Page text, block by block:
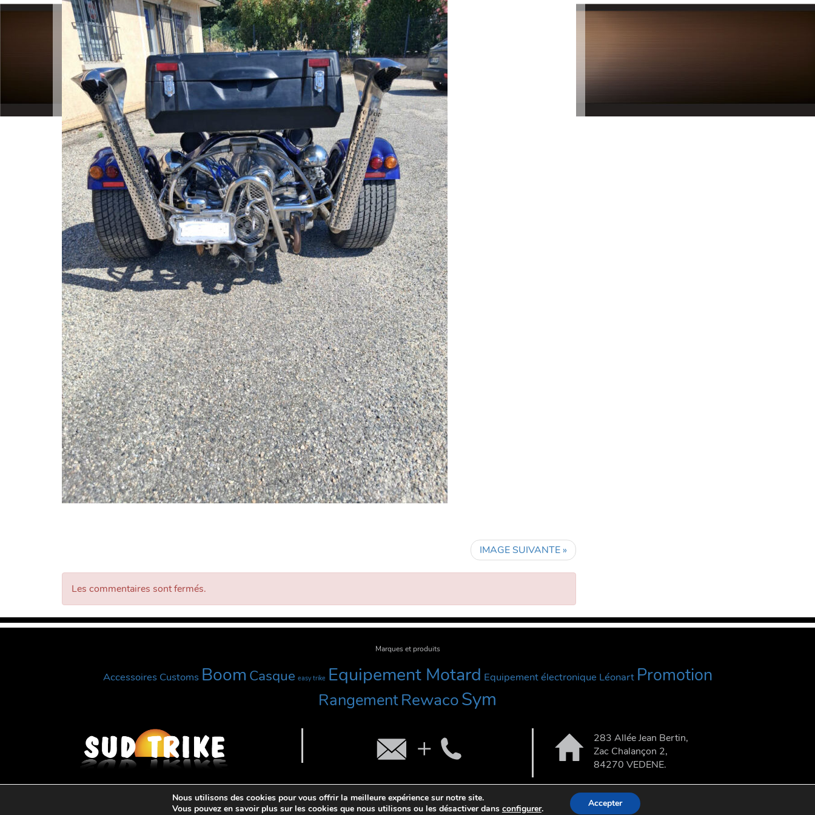
IMAGE SUIVANTE »
Les commentaires sont fermés.
Marques et produits
Accessoires Customs Boom Casque easy trike Equipement Motard Equipement électronique Léonart Promotion
RangementRewacoSym
283 Allée Jean Bertin,
Zac Chalançon 2,
84270 VEDENE.
| webdesign : Adgence
© 2026 Sud Trike - Tout droits réservés.Mentions Légales,Plan du site Confidentialité.
Nous utilisons des cookies pour vous offrir la meilleure expérience sur notre site.
Vous pouvez en savoir plus sur les cookies que nous utilisons ou les désactiver dans configurer. Accepter